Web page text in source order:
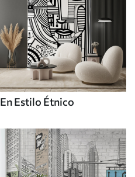
En Estilo Étnico